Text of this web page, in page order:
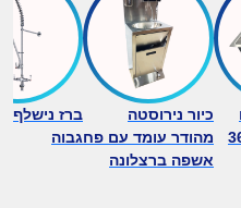
כיור נירוסטה
מהודר עומד עם פח
אשפה ברצלונה
ברז נישלף
גבוה